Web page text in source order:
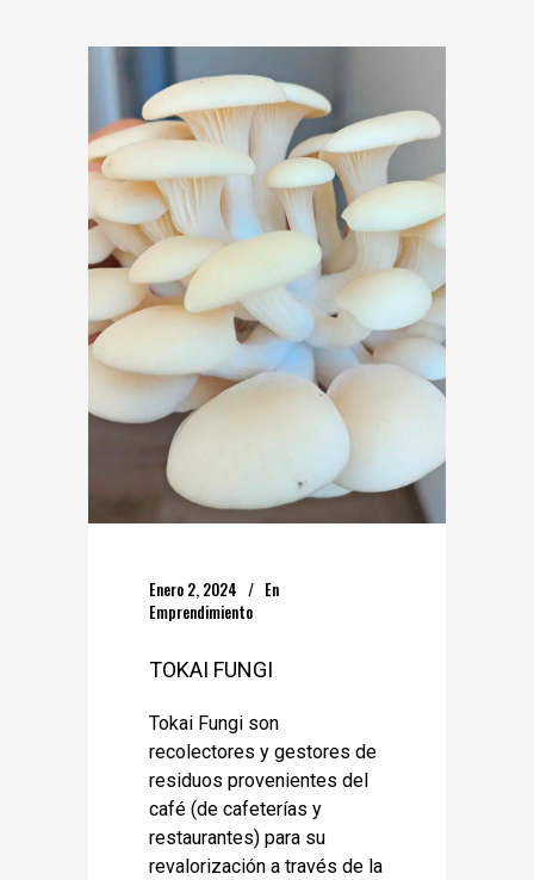
Enero 2, 2024
En
Emprendimiento
TOKAI FUNGI
Tokai Fungi son
recolectores y gestores de
residuos provenientes del
café (de cafeterías y
restaurantes) para su
revalorización a través de la